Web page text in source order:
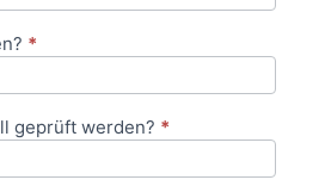
*
geprüft werden? *